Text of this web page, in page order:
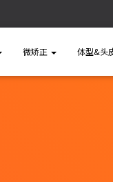
微矫正 体型&头